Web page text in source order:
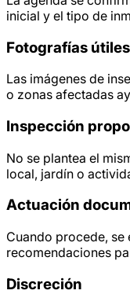
inicial y el tipo de
Fotografías útiles
Las imágenes de
o zonas afectadas
Inspección
No se plantea el
local, jardín o
Actuación
Cuando procede,
recomendaciones
Discreción